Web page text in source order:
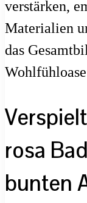
verstärken,
Materialien
das
rosa
bunten